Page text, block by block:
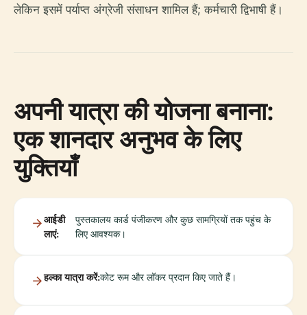
लेकिन इसमें पर्याप्त अंग्रेजी संसाधन शामिल हैं; कर्मचारी द्विभाषी हैं।
अपनी यात्रा की योजना बनाना:
एक शानदार अनुभव के लिए
युक्तियाँ
आईडी
लाएं:
पुस्तकालय कार्ड पंजीकरण और कुछ सामग्रियों तक पहुंच के
लिए आवश्यक।
हल्का यात्रा करें:कोट रूम और लॉकर प्रदान किए जाते हैं।